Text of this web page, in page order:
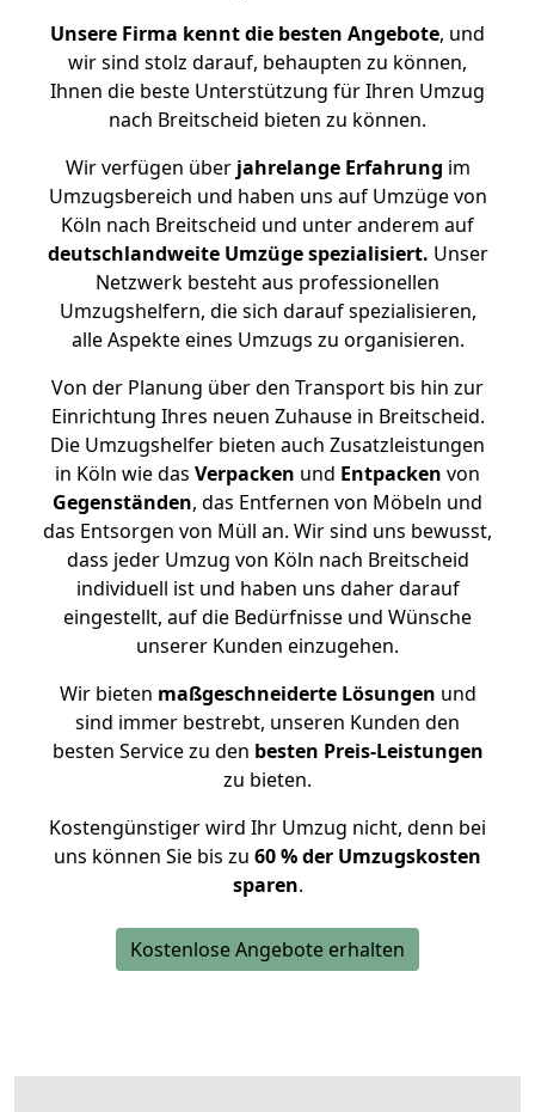
Unsere Firma kennt die besten Angebote, und
wir sind stolz darauf, behaupten zu können,
Ihnen die beste Unterstützung für Ihren Umzug
nach Breitscheid bieten zu können.
Wir verfügen überjahrelange Erfahrung im
Umzugsbereich und haben uns auf Umzüge von
Köln nach Breitscheid und unter anderem auf
deutschlandweite Umzüge spezialisiert. Unser
Netzwerk besteht aus professionellen
Umzugshelfern, die sich darauf spezialisieren,
alle Aspekte eines Umzugs zu organisieren.
Von der Planung über den Transport bis hin zur
Einrichtung Ihres neuen Zuhause in Breitscheid.
Die Umzugshelfer bieten auch Zusatzleistungen
in Köln wie das Verpacken und Entpacken von
Gegenständen, das Entfernen von Möbeln und
das Entsorgen von Müll an. Wir sind uns bewusst,
dass jeder Umzug von Köln nach Breitscheid
individuell ist und haben uns daher darauf
eingestellt, auf die Bedürfnisse und Wünsche
unserer Kunden einzugehen.
Wir bieten maßgeschneiderte Lösungen und
sind immer bestrebt, unseren Kunden den
besten Service zu den besten Preis-Leistungen
zu bieten.
Kostengünstiger wird Ihr Umzug nicht, denn bei
uns können Sie bis zu 60 % der Umzugskosten
sparen.
Kostenlose Angebote erhalten